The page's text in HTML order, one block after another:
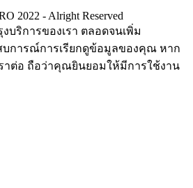
บริการของเรา ตลอดจนเพิ่ม
การณ์การเรียกดูข้อมูลของคุณ หาก
าต่อ ถือว่าคุณยินยอมให้มีการใช้งาน